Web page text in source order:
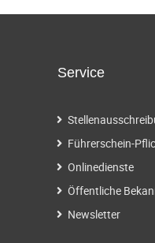
Service
Führerschein-
Onlinedienste
Öffentliche
Newsletter